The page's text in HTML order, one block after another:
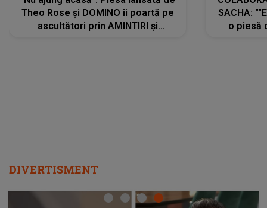
Theo Rose și DOMINO îi poartă pe
ascultători prin AMINTIRI și
SACHA:
o piesă
DIVERTISMENT